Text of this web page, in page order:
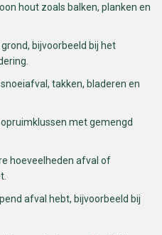
hout zoals balken, planken en
bijvoorbeeld bij het
takken, bladeren en
met gemengd
hoeveelheden afval of
afval hebt, bijvoorbeeld bij